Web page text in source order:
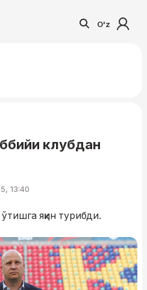
O'z
клубдан
13:40
яқин турибди.